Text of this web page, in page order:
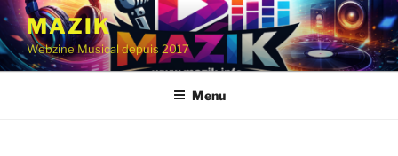
Aller
contenu
principal
MAZIK
Webzine Musical depuis 2017
Menu